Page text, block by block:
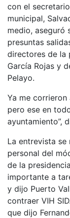
con el
municipal,
medio, aseguró
presuntas
directores de la
García Rojas y
Pelayo.
Ya me corrieron
pero ese en
ayuntamiento”,
La entrevista
personal del
de la
importante a
y dijo Puerto
contraer VIH
que dijo